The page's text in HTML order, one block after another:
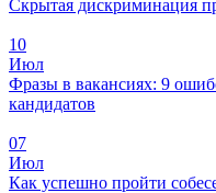
Скрытая дискриминация
10
Июл
Фразы в вакансиях: 9
кандидатов
07
Июл
Как успешно пройти